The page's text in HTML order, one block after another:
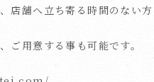
店舗へ立ち寄る時間のない
ご用意する事も可能です。